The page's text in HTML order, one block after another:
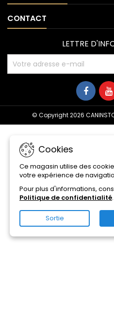
CONTACT
Cookies
Ce magasin utilise des
votre expérience de
Pour plus d'informations,
Politique de confidentialité.
Sortie
LETTRE
© Copyright 2026